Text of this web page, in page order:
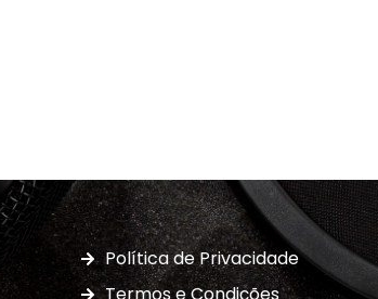
Política de Privacidade